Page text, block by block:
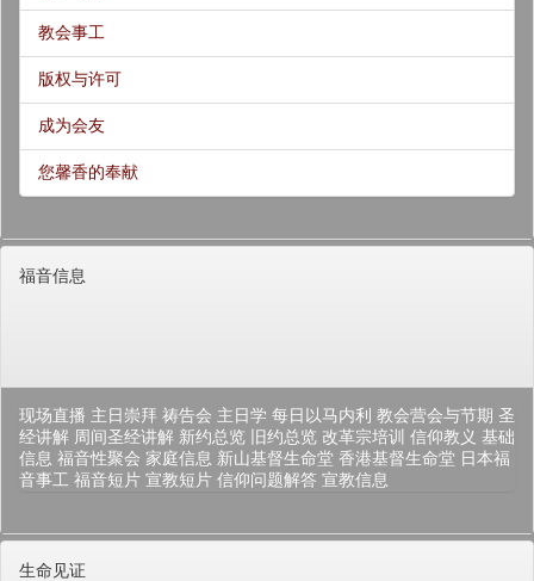
教会事工
版权与许可
成为会友
您馨香的奉献
福音信息
现场直播 主日崇拜 祷告会 主日学 每日以马内利 教会营会与节期 圣
经讲解 周间圣经讲解 新约总览 旧约总览 改革宗培训 信仰教义 基础
信息 福音性聚会 家庭信息 新山基督生命堂 香港基督生命堂 日本福
音事工 福音短片 宣教短片 信仰问题解答 宣教信息
生命见证